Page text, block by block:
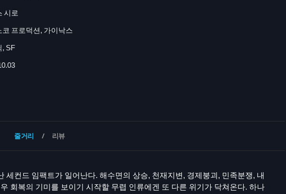
시로
코 프로덕션, 가이낙스
, SF
줄거리 리뷰
컨드 임팩트가 일어난다. 해수면의 상승, 천재지변, 경제붕괴, 민족분쟁, 내
회복의 기미를 보이기 시작할 무렵 인류에겐 또 다른 위기가 닥쳐온다. 하나